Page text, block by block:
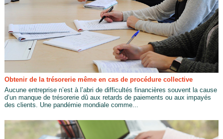
Obtenir de la trésorerie même en cas de procédure collective
Aucune entreprise n’est à l’abri de difficultés financières souvent la cause
d’un manque de trésorerie dû aux retards de paiements ou aux impayés
des clients. Une pandémie mondiale comme...